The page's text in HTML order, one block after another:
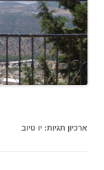
ארכיון תגיות: יו טיוב